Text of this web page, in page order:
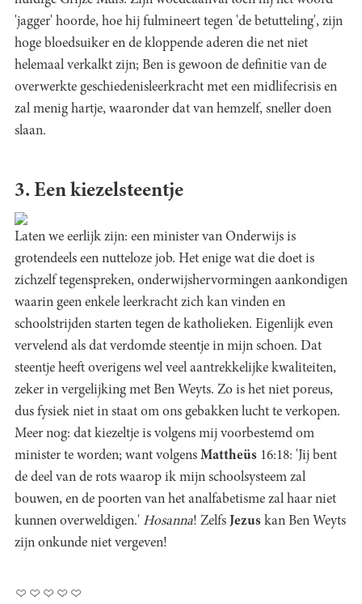
'jagger' hoorde, hoe hij fulmineert tegen 'de betutteling', zijn
hoge bloedsuiker en de kloppende aderen die net niet
helemaal verkalkt zijn; Ben is gewoon de definitie van de
overwerkte geschiedenisleerkracht met een midlifecrisis en
zal menig hartje, waaronder dat van hemzelf, sneller doen
slaan.
3. Een kiezelsteentje
Laten we eerlijk zijn: een minister van Onderwijs is
grotendeels een nutteloze job. Het enige wat die doet is
zichzelf tegenspreken, onderwijshervormingen aankondigen
waarin geen enkele leerkracht zich kan vinden en
schoolstrijden starten tegen de katholieken. Eigenlijk even
vervelend als dat verdomde steentje in mijn schoen. Dat
steentje heeft overigens wel veel aantrekkelijke kwaliteiten,
zeker in vergelijking met Ben Weyts. Zo is het niet poreus,
dus fysiek niet in staat om ons gebakken lucht te verkopen.
Meer nog: dat kiezeltje is volgens mij voorbestemd om
minister te worden; want volgens Mattheüs 16:18: 'Jij bent
de deel van de rots waarop ik mijn schoolsysteem zal
bouwen, en de poorten van het analfabetisme zal haar niet
kunnen overweldigen.' Hosanna! Zelfs Jezus kan Ben Weyts
zijn onkunde niet vergeven!